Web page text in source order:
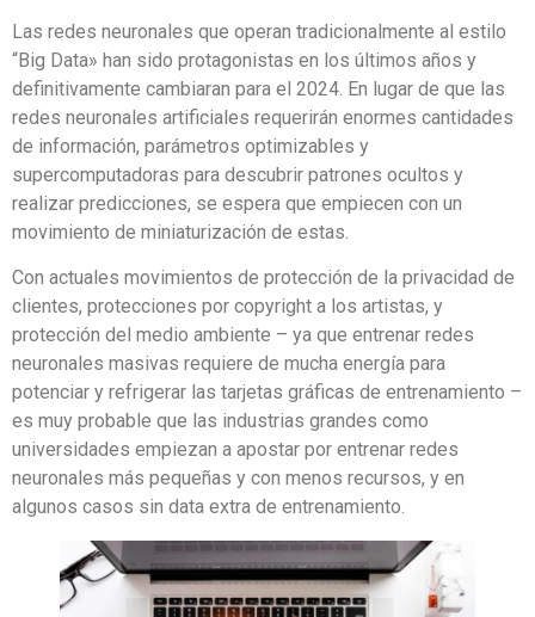
Las redes neuronales que operan tradicionalmente al estilo
“Big Data» han sido protagonistas en los últimos años y
definitivamente cambiaran para el 2024. En lugar de que las
redes neuronales artificiales requerirán enormes cantidades
de información, parámetros optimizables y
supercomputadoras para descubrir patrones ocultos y
realizar predicciones, se espera que empiecen con un
movimiento de miniaturización de estas.
Con actuales movimientos de protección de la privacidad de
clientes, protecciones por copyright a los artistas, y
protección del medio ambiente – ya que entrenar redes
neuronales masivas requiere de mucha energía para
potenciar y refrigerar las tarjetas gráficas de entrenamiento –
es muy probable que las industrias grandes como
universidades empiezan a apostar por entrenar redes
neuronales más pequeñas y con menos recursos, y en
algunos casos sin data extra de entrenamiento.